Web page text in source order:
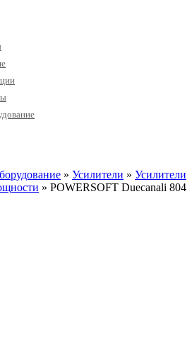
» Усилители » Усилители
» POWERSOFT Duecanali 804